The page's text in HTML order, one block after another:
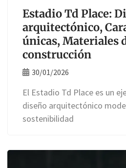
Estadio Td Place:
arquitectónico,
únicas, Materiales
construcción
30/01/2026
El Estadio Td Place es un
diseño arquitectónico
sostenibilidad